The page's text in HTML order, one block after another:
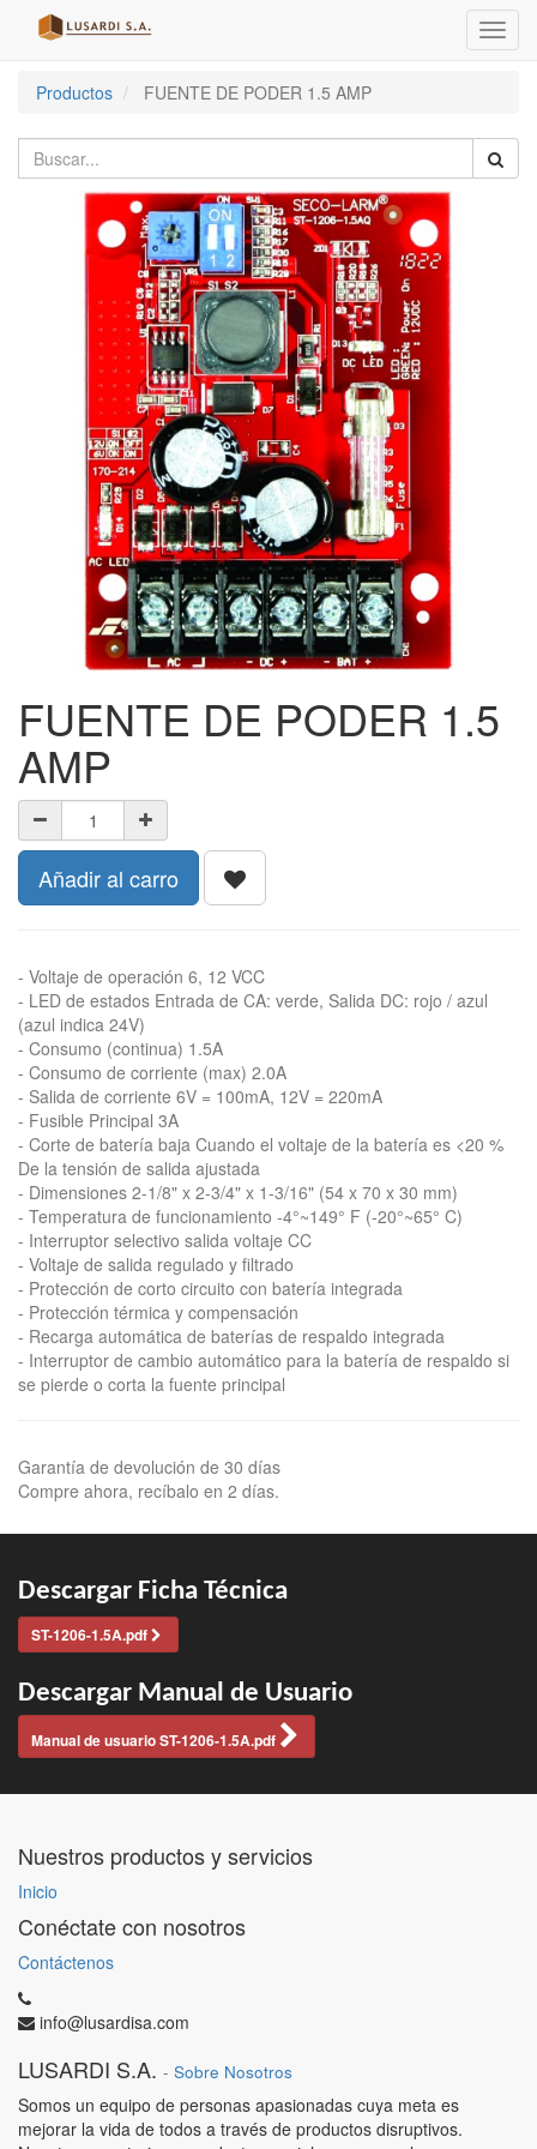
Menú
de
Productos FUENTE DE PODER 1.5 AMP
FUENTE DE PODER 1.5
AMP
Añadir al carro
- Voltaje de operación 6, 12 VCC
- LED de estados Entrada de CA: verde, Salida DC: rojo / azul
(azul indica 24V)
- Consumo (continua) 1.5A
- Consumo de corriente (max) 2.0A
- Salida de corriente 6V = 100mA, 12V = 220mA
- Fusible Principal 3A
- Corte de batería baja Cuando el voltaje de la batería es <20 %
De la tensión de salida ajustada
- Dimensiones 2-1/8" x 2-3/4" x 1-3/16" (54 x 70 x 30 mm)
- Temperatura de funcionamiento -4°~149° F (-20°~65° C)
- Interruptor selectivo salida voltaje CC
- Voltaje de salida regulado y filtrado
- Protección de corto circuito con batería integrada
- Protección térmica y compensación
- Recarga automática de baterías de respaldo integrada
- Interruptor de cambio automático para la batería de respaldo si
se pierde o corta la fuente principal
Garantía de devolución de 30 días
Compre ahora, recíbalo en 2 días.
Descargar Ficha Técnica
ST-1206-1.5A.pdf
Descargar Manual de Usuario
Manual de usuario ST-1206-1.5A.pdf
Nuestros productos y servicios
Inicio
Conéctate con nosotros
Contáctenos
info@lusardisa.com
LUSARDI S.A. - Sobre Nosotros
Somos un equipo de personas apasionadas cuya meta es
mejorar la vida de todos a través de productos disruptivos.